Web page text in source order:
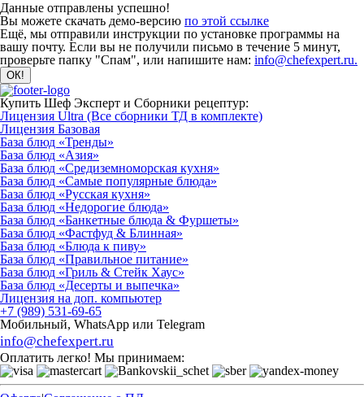
Данные отправлены успешно!
Вы можете скачать демо-версию по этой ссылке
Ещё, мы отправили инструкции по установке программы на
вашу почту. Если вы не получили письмо в течение 5 минут,
проверьте папку "Спам", или напишите нам: info@chefexpert.ru.
Купить Шеф Эксперт и Сборники рецептур:
Лицензия Ultra (Все сборники ТД в комплекте)
Лицензия Базовая
База блюд «Тренды»
База блюд «Азия»
База блюд «Средиземноморская кухня»
База блюд «Самые популярные блюда»
База блюд «Русская кухня»
База блюд «Недорогие блюда»
База блюд «Банкетные блюда & Фуршеты»
База блюд «Фастфуд & Блинная»
База блюд «Блюда к пиву»
База блюд «Правильное питание»
База блюд «Гриль & Стейк Хаус»
База блюд «Десерты и выпечка»
Лицензия на доп. компьютер
+7 (989) 531-69-65
Мобильный, WhatsApp или Telegram
info@chefexpert.ru
Оплатить легко! Мы принимаем: